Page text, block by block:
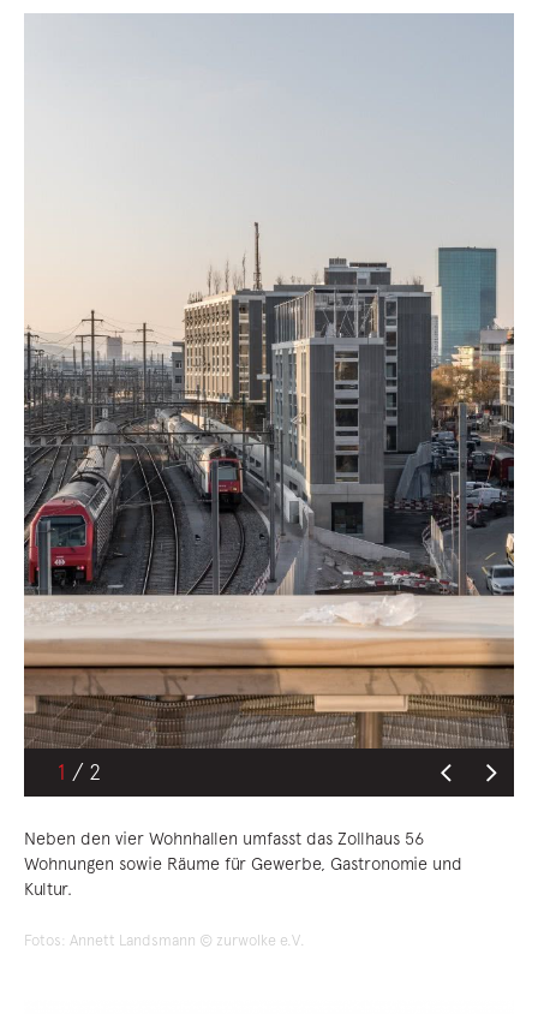
1
Neben den vier Wohnhallen umfasst das Zollhaus 56
Wohnungen sowie Räume für Gewerbe, Gastronomie und
Kultur.
Fotos: Annett Landsmann © zurwolke e.V.